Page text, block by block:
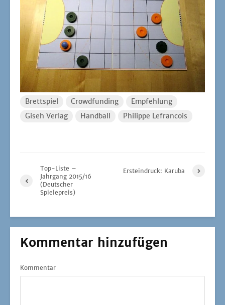
Brettspiel Crowdfunding
Empfehlung
Giseh Verlag
Handball Philippe Lefrancois
Top-Liste –
Jahrgang 2015/16
(Deutscher
Spielepreis)
Ersteindruck: Karuba
Kommentar hinzufügen
Kommentar